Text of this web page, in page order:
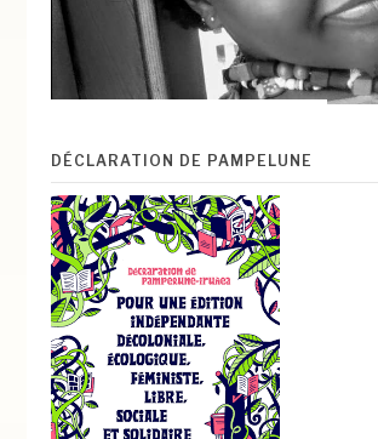
DÉCLARATION DE PAMPELUNE